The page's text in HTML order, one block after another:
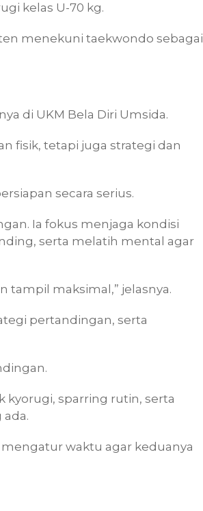
kelas U-70 kg.
menekuni taekwondo sebagai
di UKM Bela Diri Umsida.
fisik, tetapi juga strategi dan
secara serius.
Ia fokus menjaga kondisi
serta melatih mental agar
tampil maksimal,” jelasnya.
pertandingan, serta
sparring rutin, serta
waktu agar keduanya